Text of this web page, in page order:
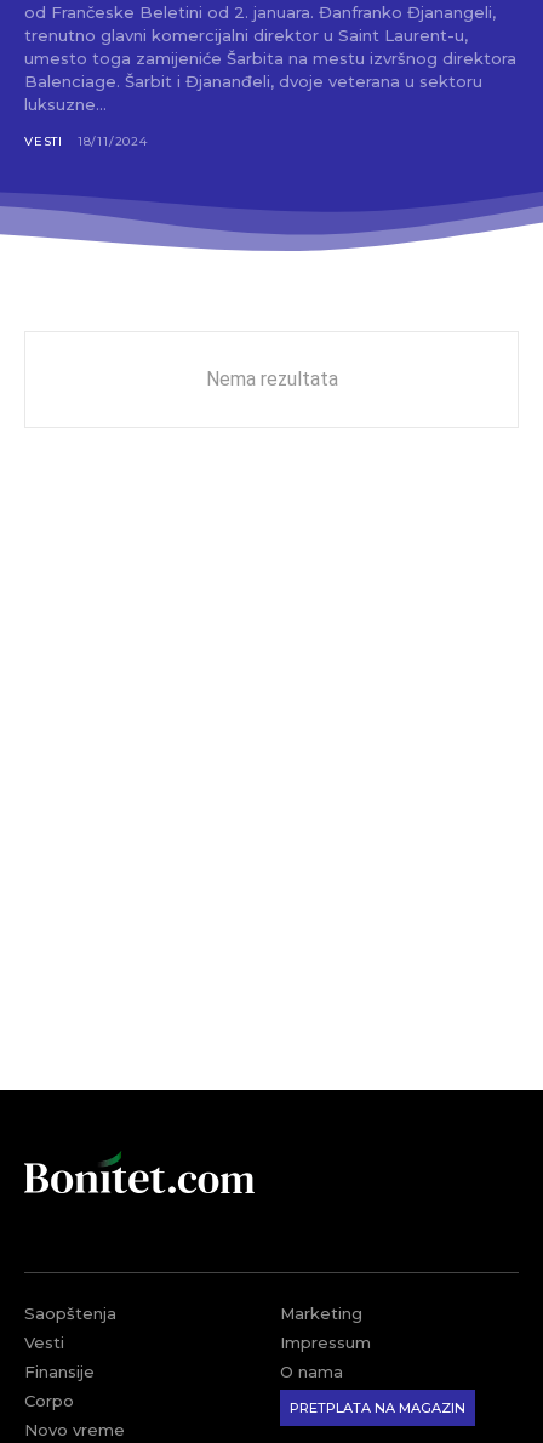
od Frančeske Beletini od 2. januara. Đanfranko Đjanangeli,
trenutno glavni komercijalni direktor u Saint Laurent-u,
umesto toga zamijeniće Šarbita na mestu izvršnog direktora
Balenciage. Šarbit i Đjananđeli, dvoje veterana u sektoru
luksuzne...
VESTI 18/11/2024
Nema rezultata
Saopštenja
Vesti
Finansije
Corpo
Novo vreme
Marketing
Impressum
O nama
PRETPLATA NA MAGAZIN